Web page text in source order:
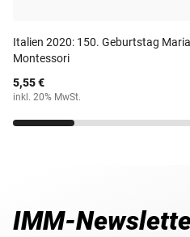
von Galileo Galilei'' verausgabt.
schützenden Münz-Kapsel
Maße
Gewicht
Lieferzeit
Italien 2020: 150. Geburtstag Maria
Montessori
5,55 €
inkl. 20% MwSt.
IMM-